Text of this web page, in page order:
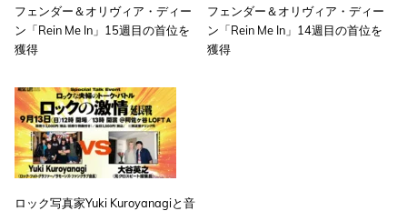
フェンダー＆オリヴィア・ディー
ン「Rein Me In」15週目の首位を
獲得
フェンダー＆オリヴィア・ディー
ン「Rein Me In」14週目の首位を
獲得
ロック写真家Yuki Kuroyanagiと音